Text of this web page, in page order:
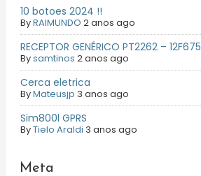
10 botoes 2024 !!
ByRAIMUNDO 2 anos ago
RECEPTOR GENÉRICO PT2262 – 12F675
Bysamtinos 2 anos ago
Cerca eletrica
ByMateusjp 3 anos ago
Sim800l GPRS
ByTielo Araldi 3 anos ago
Meta